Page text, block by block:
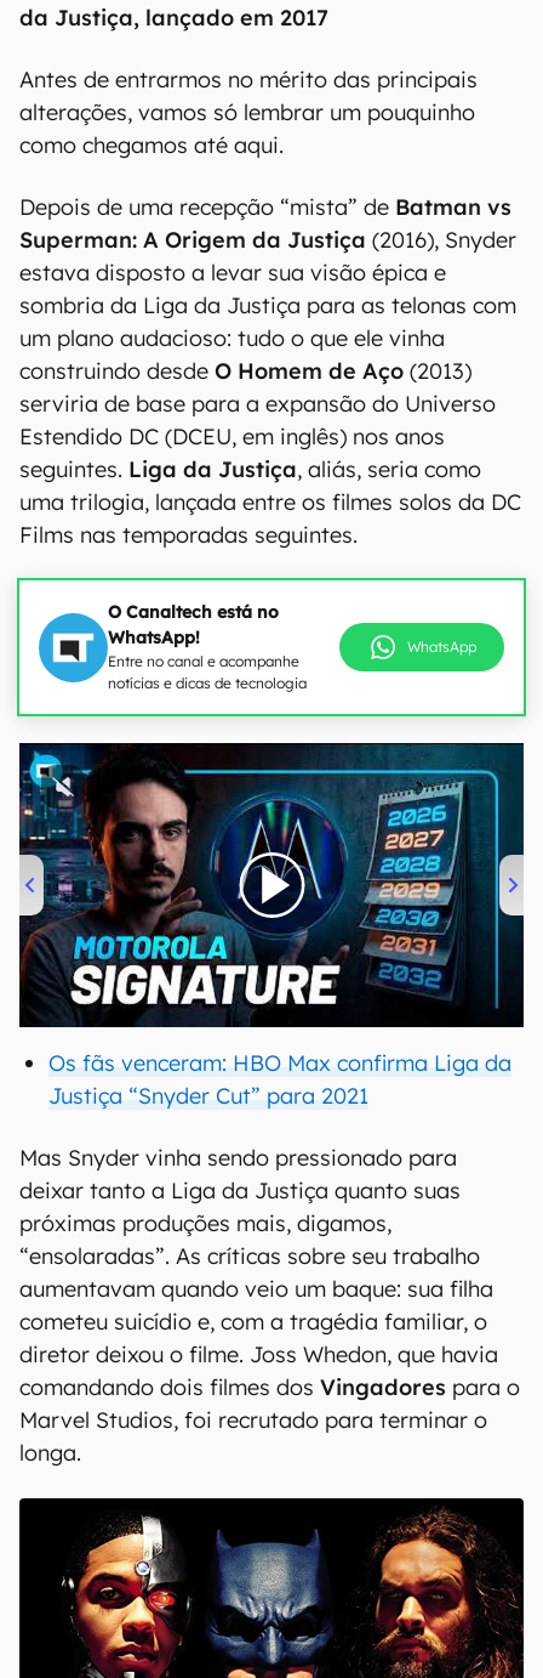
da Justiça, lançado em 2017
Antes de entrarmos no mérito das principais
alterações, vamos só lembrar um pouquinho
como chegamos até aqui.
Depois de uma recepção “mista” de Batman vs
Superman: A Origem da Justiça (2016), Snyder
estava disposto a levar sua visão épica e
sombria da Liga da Justiça para as telonas com
um plano audacioso: tudo o que ele vinha
construindo desde O Homem de Aço (2013)
serviria de base para a expansão do Universo
Estendido DC (DCEU, em inglês) nos anos
seguintes. Liga da Justiça, aliás, seria como
uma trilogia, lançada entre os filmes solos da DC
Films nas temporadas seguintes.
O Canaltech está no
WhatsApp!
Entre no canal e acompanhe
notícias e dicas de tecnologia
WhatsApp
00:00/20:46
Os fãs venceram: HBO Max confirma Liga da
Justiça “Snyder Cut” para 2021
Mas Snyder vinha sendo pressionado para
deixar tanto a Liga da Justiça quanto suas
próximas produções mais, digamos,
“ensolaradas”. As críticas sobre seu trabalho
aumentavam quando veio um baque: sua filha
cometeu suicídio e, com a tragédia familiar, o
diretor deixou o filme. Joss Whedon, que havia
comandando dois filmes dos Vingadores para o
Marvel Studios, foi recrutado para terminar o
longa.